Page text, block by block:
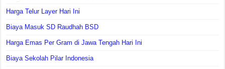
Harga Telur Layer Hari Ini
Biaya Masuk SD Raudhah BSD
Harga Emas Per Gram di Jawa Tengah Hari Ini
Biaya Sekolah Pilar Indonesia